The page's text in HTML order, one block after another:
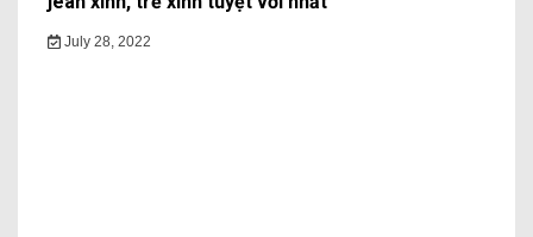
July 28, 2022